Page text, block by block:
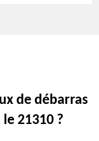
de débarras
21310 ?